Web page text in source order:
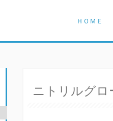
ＨＯＭＥ
ニトリルグ